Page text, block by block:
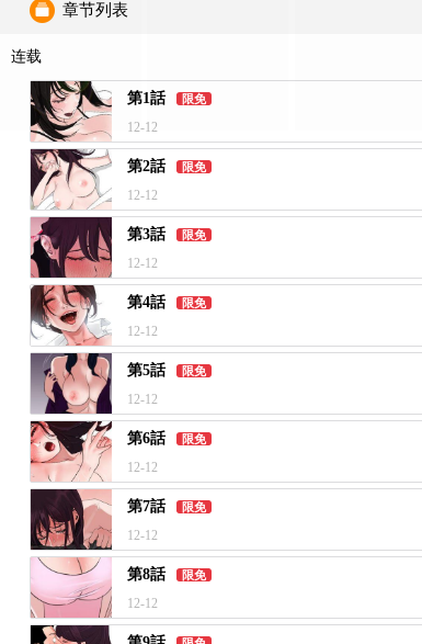
章节列表
连载
第1話 限免
12-12
第2話 限免
12-12
第3話 限免
12-12
第4話 限免
12-12
第5話 限免
12-12
第6話 限免
12-12
第7話 限免
12-12
第8話 限免
12-12